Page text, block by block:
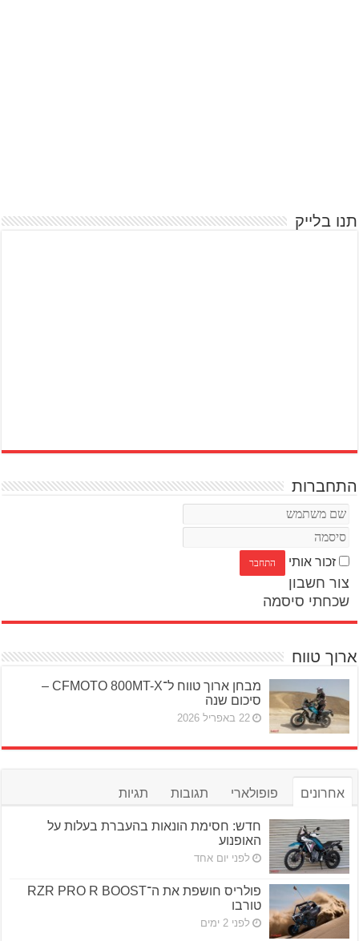
תנו בלייק
התחברות
זכור אותי
צור חשבון
שכחתי סיסמה
ארוך טווח
מבחן ארוך טווח ל־CFMOTO 800MT-X –
סיכום שנה
22 באפריל 2026
אחרונים פופולארי תגובות תגיות
חדש: חסימת הונאות בהעברת בעלות על
האופנוע
לפני יום אחד
פולריס חושפת את ה־RZR PRO R BOOST
טורבו
לפני 2 ימים